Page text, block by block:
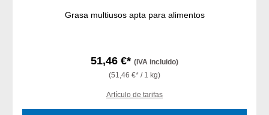
Grasa multiusos apta para alimentos
51,46 €* (IVA incluido)
(51,46 €* / 1 kg)
Artículo de tarifas